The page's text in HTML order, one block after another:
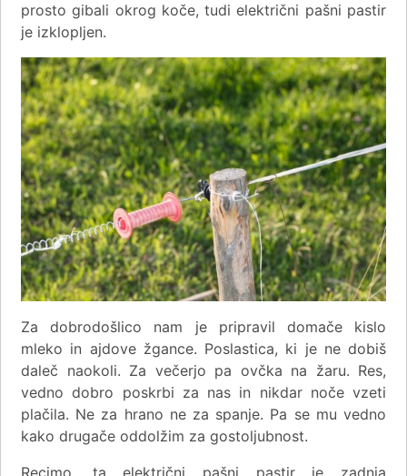
prosto gibali okrog koče, tudi električni pašni pastir
je izklopljen.
Za dobrodošlico nam je pripravil domače kislo
mleko in ajdove žgance. Poslastica, ki je ne dobiš
daleč naokoli. Za večerjo pa ovčka na žaru. Res,
vedno dobro poskrbi za nas in nikdar noče vzeti
plačila. Ne za hrano ne za spanje. Pa se mu vedno
kako drugače oddolžim za gostoljubnost.
Recimo, ta električni pašni pastir je zadnja